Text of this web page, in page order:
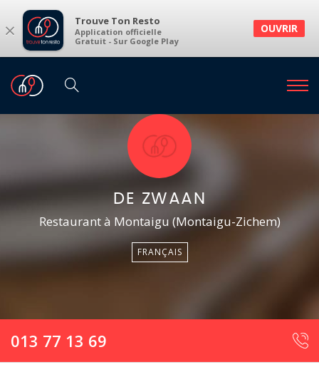
× Trouve Ton Resto
Application officielle
Gratuit - Sur Google Play
OUVRIR
DE ZWAAN
Restaurant à Montaigu (Montaigu-Zichem)
FRANÇAIS
013 77 13 69